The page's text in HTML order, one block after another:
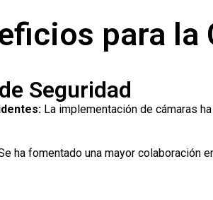
para la
Seguridad
La implementación de cámaras
ha fomentado una mayor colaboración